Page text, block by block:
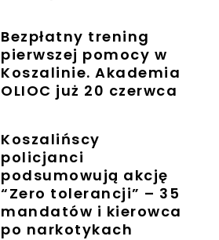
Bezpłatny trening
pierwszej pomocy w
Koszalinie. Akademia
OLIOC już 20 czerwca
Koszalińscy
policjanci
podsumowują akcję
“Zero tolerancji” – 35
mandatów i kierowca
po narkotykach